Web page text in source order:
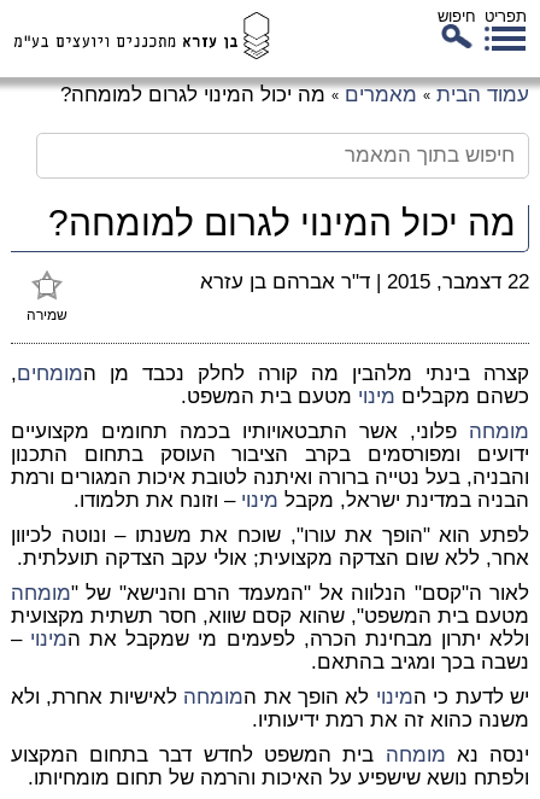
תפריט חיפוש
עמוד הבית » מאמרים » מה יכול המינוי לגרום למומחה?
מה יכול המינוי לגרום למומחה?
שמירה
22 דצמבר, 2015 | ד"ר אברהם בן עזרא
קצרה בינתי מלהבין מה קורה לחלק נכבד מן המומחים,
כשהם מקבלים מינוי מטעם בית המשפט.
מומחה פלוני, אשר התבטאויותיו בכמה תחומים מקצועיים
ידועים ומפורסמים בקרב הציבור העוסק בתחום התכנון
והבניה, בעל נטייה ברורה ואיתנה לטובת איכות המגורים ורמת
הבניה במדינת ישראל, מקבל מינוי – וזונח את תלמודו.
לפתע הוא "הופך את עורו", שוכח את משנתו – ונוטה לכיוון
אחר, ללא שום הצדקה מקצועית; אולי עקב הצדקה תועלתית.
לאור ה"קסם" הנלווה אל "המעמד הרם והנישא" של "מומחה
מטעם בית המשפט", שהוא קסם שווא, חסר תשתית מקצועית
וללא יתרון מבחינת הכרה, לפעמים מי שמקבל את המינוי –
נשבה בכך ומגיב בהתאם.
יש לדעת כי המינוי לא הופך את המומחה לאישיות אחרת, ולא
משנה כהוא זה את רמת ידיעותיו.
ינסה נא מומחה בית המשפט לחדש דבר בתחום המקצוע
ולפתח נושא שישפיע על האיכות והרמה של תחום מומחיותו.